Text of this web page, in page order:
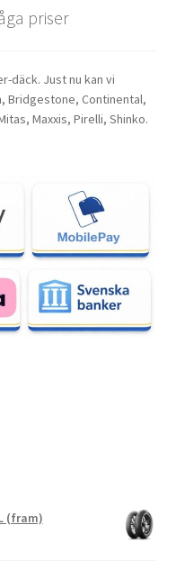
priser
däck. Just nu kan vi
Bridgestone, Continental,
Maxxis, Pirelli, Shinko.
(fram)